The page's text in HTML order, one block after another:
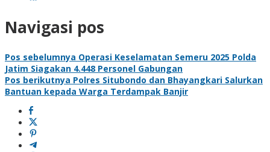
Navigasi pos
Pos sebelumnya Operasi Keselamatan Semeru 2025 Polda
Jatim Siagakan 4.448 Personel Gabungan
Pos berikutnya Polres Situbondo dan Bhayangkari Salurkan
Bantuan kepada Warga Terdampak Banjir